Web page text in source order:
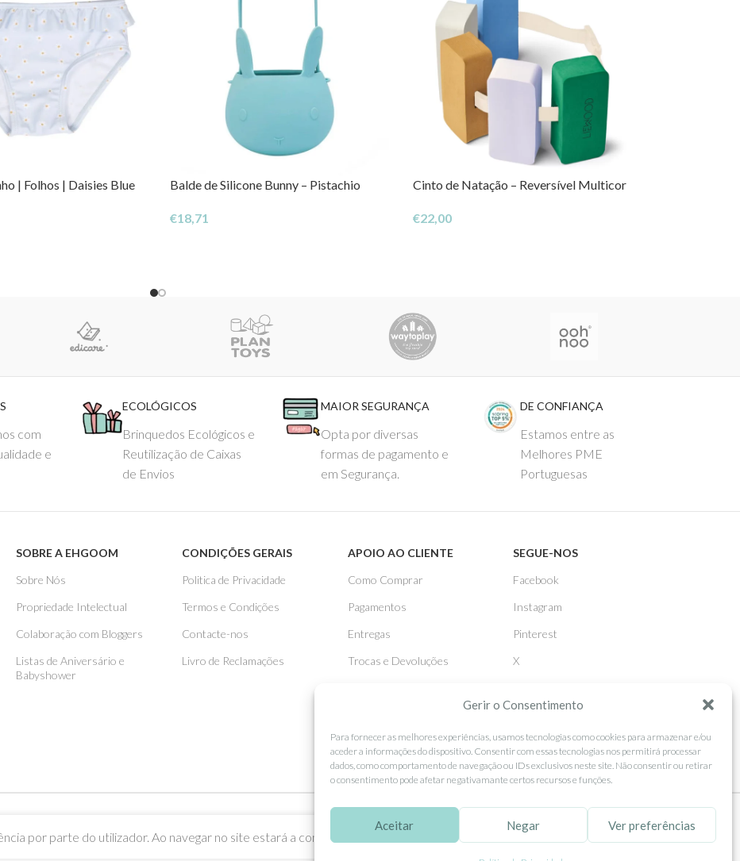
Gerir o Consentimento
Para fornecer as melhores experiências, usamos tecnologias como cookies para armazenar e/ou
aceder a informações do dispositivo. Consentir com essas tecnologias nos permitirá processar
dados, como comportamento de navegação ou IDs exclusivos neste site. Não consentir ou retirar
o consentimento pode afetar negativamante certos recursos e funções.
Aceitar Negar Ver preferências
| Folhos | Daisies Blue Balde de Silicone Bunny – Pistachio
€18,71
Cinto de Natação – Reversível Multicor
€22,00
com
e
ECOLÓGICOS
Brinquedos Ecológicos e
Reutilização de Caixas
de Envios
MAIOR SEGURANÇA
Opta por diversas
formas de pagamento e
em Segurança.
DE CONFIANÇA
Estamos entre as
Melhores PME
Portuguesas
SOBRE A EHGOOM
Sobre Nós
Propriedade Intelectual
Colaboração com Bloggers
Listas de Aniversário e
Babyshower
CONDIÇÕES GERAIS
Politica de Privacidade
Termos e Condições
Contacte-nos
Livro de Reclamações
APOIO AO CLIENTE
Como Comprar
Pagamentos
Entregas
Trocas e Devoluções
SEGUE-NOS
Facebook
Instagram
Pinterest
X
por parte do utilizador. Ao navegar no site estará a consentir a sua utilização. MORE INFO ACCEPT